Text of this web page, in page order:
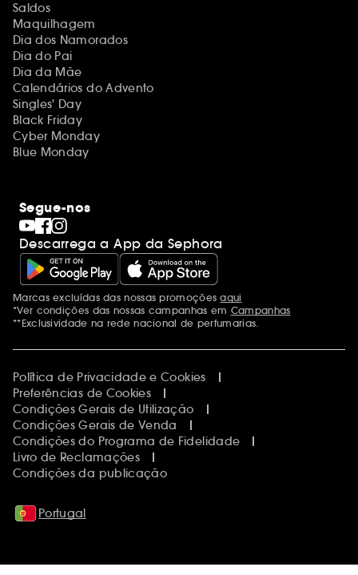
Saldos
Maquilhagem
Dia dos Namorados
Dia do Pai
Dia da Mãe
Calendários do Advento
Singles' Day
Black Friday
Cyber Monday
Blue Monday
Segue-nos
Descarrega a App da Sephora
Menções adicionais
Marcas excluídas das nossas promoçõesaqui
*Ver condições das nossas campanhas em Campanhas
**Exclusividade na rede nacional de perfumarias.
Política de Privacidade e Cookies
Preferências de Cookies
Condições Gerais de Utilização
Condições Gerais de Venda
Condições do Programa de Fidelidade
Livro de Reclamações
Condições da publicação
Portugal